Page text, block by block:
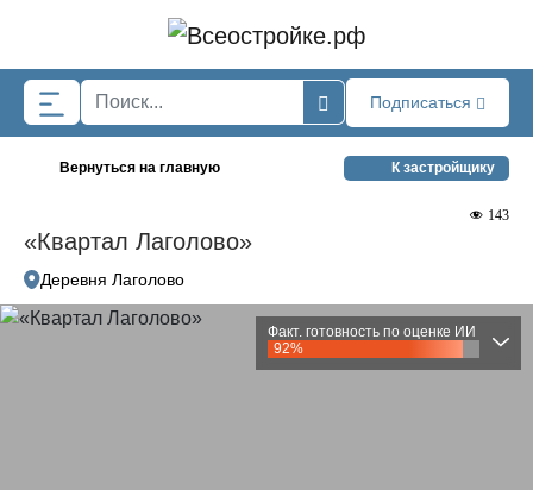
Подписаться
Вернуться на главную К застройщику
«Квартал Лаголово»
143
Деревня Лаголово
Факт. готовность по оценке ИИ
92%